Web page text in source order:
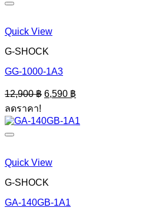
Quick View
G-SHOCK
GG-1000-1A3
12,900฿ Original
price
12,900 ฿.
6,590 ฿
price
6,590 ฿.
ลดราคา!
Quick View
G-SHOCK
GA-140GB-1A1